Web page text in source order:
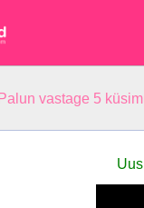
Palun vastage 5